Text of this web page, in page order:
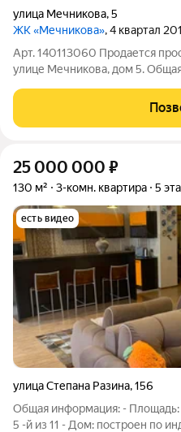
улица Мечникова,5
ЖК «Мечникова», 4 квартал
Арт. 140113060 Продается
улице Мечникова, дом 5.
этаже 19-этажного дома,
25 000 000 ₽
130 м² 3-комн. квартира 5
есть видео
улица Степана Разина,156
Общая информация: -
5 -й из 11 - Дом: построен по